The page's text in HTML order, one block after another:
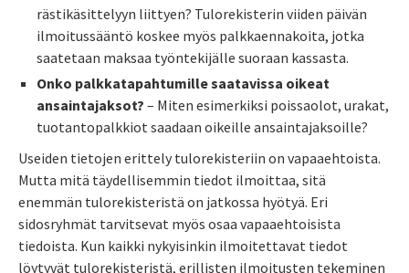
rästikäsittelyyn liittyen? Tulorekisterin viiden päivän
ilmoitussääntö koskee myös palkkaennakoita, jotka
saatetaan maksaa työntekijälle suoraan kassasta.
Onko palkkatapahtumille saatavissa oikeat
ansaintajaksot? – Miten esimerkiksi poissaolot, urakat,
tuotantopalkkiot saadaan oikeille ansaintajaksoille?
Useiden tietojen erittely tulorekisteriin on vapaaehtoista.
Mutta mitä täydellisemmin tiedot ilmoittaa, sitä
enemmän tulorekisteristä on jatkossa hyötyä. Eri
sidosryhmät tarvitsevat myös osaa vapaaehtoisista
tiedoista. Kun kaikki nykyisinkin ilmoitettavat tiedot
löytyvät tulorekisteristä, erillisten ilmoitusten tekeminen